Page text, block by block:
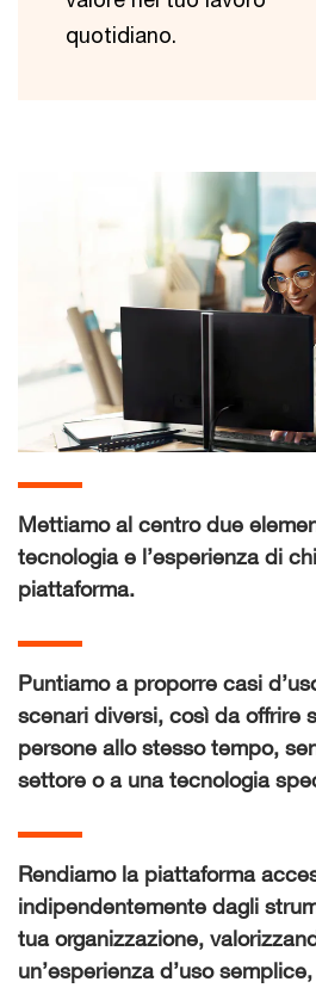
quotidiano.
Mettiamo al centro due
tecnologia e l’esperienza di
piattaforma.
Puntiamo a proporre casi
scenari diversi, così da offrire
persone allo stesso tempo,
settore o a una tecnologia
Rendiamo la piattaforma
indipendentemente dagli
tua organizzazione,
un’esperienza d’uso